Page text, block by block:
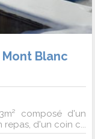
Blanc
composé d'un
d'un coin c...